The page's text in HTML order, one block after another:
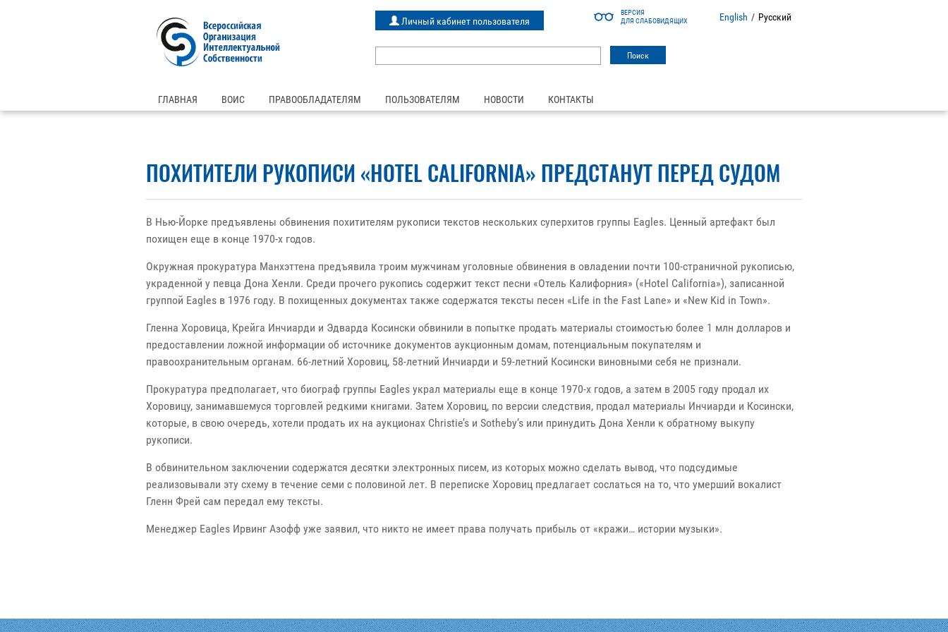
ВЕРСИЯ
ДЛЯ СЛАБОВИДЯЩИХ
English / Русский
Личный кабинет пользователя
ГЛАВНАЯ ВОИС ПРАВООБЛАДАТЕЛЯМ ПОЛЬЗОВАТЕЛЯМ НОВОСТИ КОНТАКТЫ
ПОХИТИТЕЛИ РУКОПИСИ «HOTEL CALIFORNIA» ПРЕДСТАНУТ ПЕРЕД СУДОМ
В Нью-Йорке предъявлены обвинения похитителям рукописи текстов нескольких суперхитов группы Eagles. Ценный артефакт был
похищен еще в конце 1970-х годов.
Окружная прокуратура Манхэттена предъявила троим мужчинам уголовные обвинения в овладении почти 100-страничной рукописью,
украденной у певца Дона Хенли. Среди прочего рукопись содержит текст песни «Отель Калифорния» («Hotel California»), записанной
группой Eagles в 1976 году. В похищенных документах также содержатся тексты песен «Life in the Fast Lane» и «New Kid in Town».
Гленна Хоровица, Крейга Инчиарди и Эдварда Косински обвинили в попытке продать материалы стоимостью более 1 млн долларов и
предоставлении ложной информации об источнике документов аукционным домам, потенциальным покупателям и
правоохранительным органам. 66-летний Хоровиц, 58-летний Инчиарди и 59-летний Косински виновными себя не признали.
Прокуратура предполагает, что биограф группы Eagles украл материалы еще в конце 1970-х годов, а затем в 2005 году продал их
Хоровицу, занимавшемуся торговлей редкими книгами. Затем Хоровиц, по версии следствия, продал материалы Инчиарди и Косински,
которые, в свою очередь, хотели продать их на аукционах Christie’s и Sotheby’s или принудить Дона Хенли к обратному выкупу
рукописи.
В обвинительном заключении содержатся десятки электронных писем, из которых можно сделать вывод, что подсудимые
реализовывали эту схему в течение семи с половиной лет. В переписке Хоровиц предлагает сослаться на то, что умерший вокалист
Гленн Фрей сам передал ему тексты.
Менеджер Eagles Ирвинг Азофф уже заявил, что никто не имеет права получать прибыль от «кражи… истории музыки».